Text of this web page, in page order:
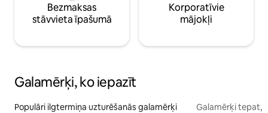
Bezmaksas
stāvvieta īpašumā
Korporatīvie
mājokļi
Galamērķi, ko iepazīt
Populāri ilgtermiņa uzturēšanās galamērķi Galamērķi tepat,